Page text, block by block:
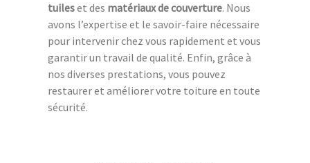
tuileset des matériaux de couverture. Nous
avons l’expertise et le savoir-faire nécessaire
pour intervenir chez vous rapidement et vous
garantir un travail de qualité. Enfin, grâce à
nos diverses prestations, vous pouvez
restaurer et améliorer votre toiture en toute
sécurité.